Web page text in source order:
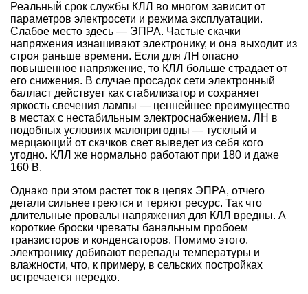
Реальный срок службы КЛЛ во многом зависит от
параметров электросети и режима эксплуатации.
Слабое место здесь — ЭПРА. Частые скачки
напряжения изнашивают электронику, и она выходит из
строя раньше времени. Если для ЛН опасно
повышенное напряжение, то КЛЛ больше страдает от
его снижения. В случае просадок сети электронный
балласт действует как стабилизатор и сохраняет
яркость свечения лампы — ценнейшее преимущество
в местах с нестабильным электроснабжением. ЛН в
подобных условиях малопригодны — тусклый и
мерцающий от скачков свет выведет из себя кого
угодно. КЛЛ же нормально работают при 180 и даже
160 В.
Однако при этом растет ток в цепях ЭПРА, отчего
детали сильнее греются и теряют ресурс. Так что
длительные провалы напряжения для КЛЛ вредны. А
короткие броски чреваты банальным пробоем
транзисторов и конденсаторов. Помимо этого,
электронику добивают перепады температуры и
влажности, что, к примеру, в сельских постройках
встречается нередко.